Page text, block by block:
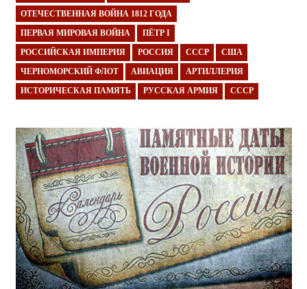
ОТЕЧЕСТВЕННАЯ ВОЙНА 1812 ГОДА
ПЕРВАЯ МИРОВАЯ ВОЙНА ПЁТР I
РОССИЙСКАЯ ИМПЕРИЯ РОССИЯ СССР США
ЧЕРНОМОРСКИЙ ФЛОТ АВИАЦИЯ АРТИЛЛЕРИЯ
ИСТОРИЧЕСКАЯ ПАМЯТЬ РУССКАЯ АРМИЯ СССР